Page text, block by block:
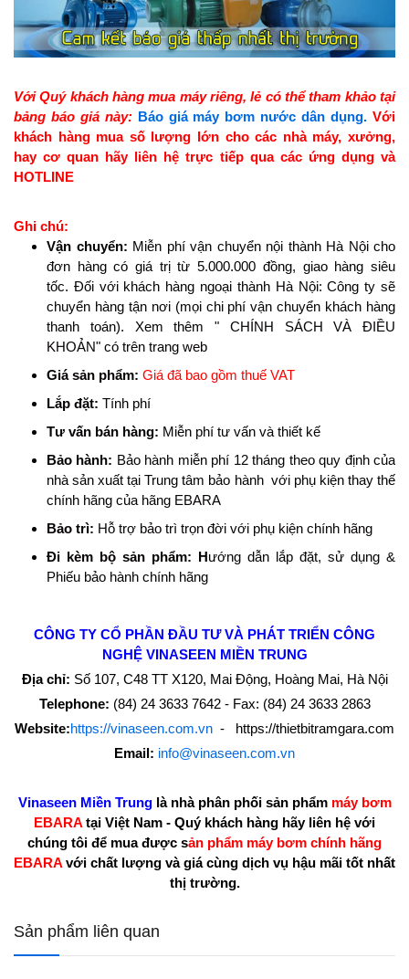
Với Quý khách hàng mua máy riêng, lẻ có thể tham khảo tại
bảng báo giá này: Báo giá máy bơm nước dân dụng.Với
khách hàng mua số lượng lớn cho các nhà máy, xưởng,
hay cơ quan hãy liên hệ trực tiếp qua các ứng dụng và
HOTLINE
Ghi chú:
Vận chuyển: Miễn phí vận chuyển nội thành Hà Nội cho
đơn hàng có giá trị từ 5.000.000 đồng, giao hàng siêu
tốc. Đối với khách hàng ngoại thành Hà Nội: Công ty sẽ
chuyển hàng tận nơi (mọi chi phí vận chuyển khách hàng
thanh toán). Xem thêm " CHÍNH SÁCH VÀ ĐIỀU
KHOẢN" có trên trang web
Giá sản phẩm: Giá đã bao gồm thuế VAT
Lắp đặt: Tính phí
Tư vấn bán hàng: Miễn phí tư vấn và thiết kế
Bảo hành: Bảo hành miễn phí 12 tháng theo quy định của
nhà sản xuất tại Trung tâm bảo hành với phụ kiện thay thế
chính hãng của hãng EBARA
Bảo trì: Hỗ trợ bảo trì trọn đời với phụ kiện chính hãng
Đi kèm bộ sản phẩm: Hướng dẫn lắp đặt, sử dụng &
Phiếu bảo hành chính hãng
CÔNG TY CỔ PHẦN ĐẦU TƯ VÀ PHÁT TRIỂN CÔNG
NGHỆ VINASEEN MIỀN TRUNG
Địa chỉ: Số 107, C48 TT X120, Mai Động, Hoàng Mai, Hà Nội
Telephone: (84) 24 3633 7642 - Fax: (84) 24 3633 2863
Website:https://vinaseen.com.vn - https://thietbitramgara.com
Email: info@vinaseen.com.vn
Vinaseen Miền Trunglà nhà phân phối sản phẩm máy bơm
EBARA tại Việt Nam - Quý khách hàng hãy liên hệ với
chúng tôi để mua được sản phẩm máy bơm chính hãng
EBARA với chất lượng và giá cùng dịch vụ hậu mãi tốt nhất
thị trường.
Sản phẩm liên quan